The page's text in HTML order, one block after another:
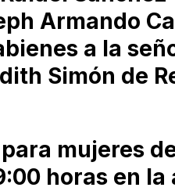
Armando
a la
Simón de
mujeres
horas en la